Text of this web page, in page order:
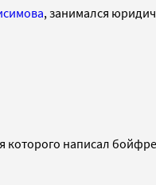
, занимался
которого написал